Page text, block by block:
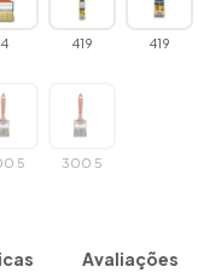
4 419 419
5 300 5
Avaliações